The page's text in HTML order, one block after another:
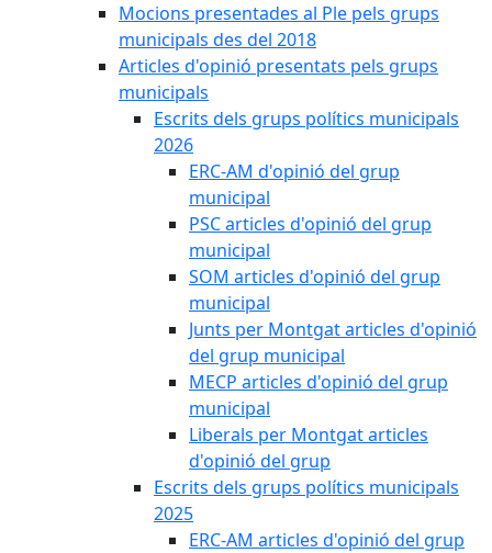
Mocions presentades al Ple pels grups
municipals des del 2018
Articles d'opinió presentats pels grups
municipals
Escrits dels grups polítics municipals
2026
ERC-AM d'opinió del grup
municipal
PSC articles d'opinió del grup
municipal
SOM articles d'opinió del grup
municipal
Junts per Montgat articles d'opinió
del grup municipal
MECP articles d'opinió del grup
municipal
Liberals per Montgat articles
d'opinió del grup
Escrits dels grups polítics municipals
2025
ERC-AM articles d'opinió del grup